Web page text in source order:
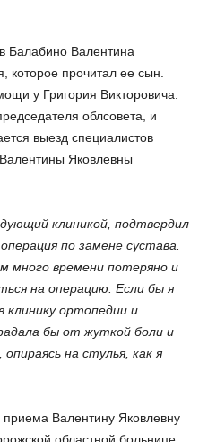
Балабино Валентина
которое прочитал ее сын.
у Григория Викторовича.
облсовета, и
выезд специалистов
Яковлевны
клиникой, подтвердил
по замене сустава.
много времени потеряно и
на операцию. Если бы я
клинику ортопедии и
бы от жуткой боли и
на стулья, как я
Валентину Яковлевну